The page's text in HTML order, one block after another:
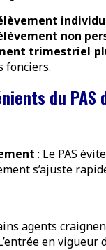
non
trimestriel
fonciers.
du
: Le PAS
s’ajuste
agents
en